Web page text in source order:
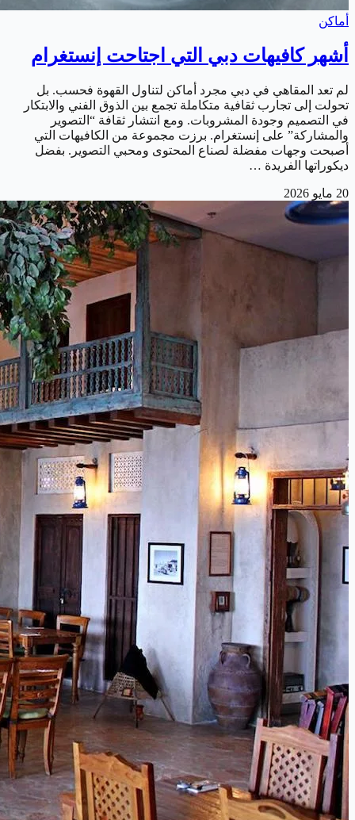
أماكن
أشهر كافيهات دبي التي اجتاحت إنستغرام
لم تعد المقاهي في دبي مجرد أماكن لتناول القهوة فحسب. بل
تحولت إلى تجارب ثقافية متكاملة تجمع بين الذوق الفني والابتكار
في التصميم وجودة المشروبات. ومع انتشار ثقافة “التصوير
والمشاركة” على إنستغرام. برزت مجموعة من الكافيهات التي
أصبحت وجهات مفضلة لصناع المحتوى ومحبي التصوير. بفضل
ديكوراتها الفريدة …
20 مايو 2026